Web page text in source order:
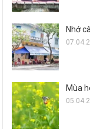
Nhớ
Mùa